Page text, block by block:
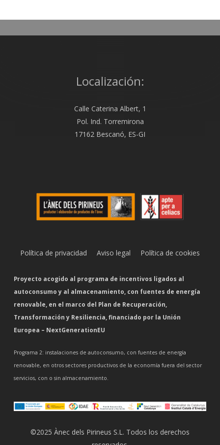
Localización:
Calle Caterina Albert, 1
Pol. Ind. Torremirona
17162 Bescanó, ES-GI
Política de privacidad Aviso legal Política de cookies
Proyecto acogido al programa de incentivos ligados al
autoconsumo y al almacenamiento, con fuentes de energía
renovable, en el marco del Plan de Recuperación,
Transformación y Resiliencia, financiado por la Unión
Europea – NextGenerationEU
Programa 2: instalaciones de autoconsumo, con fuentes de energía
renovable, en otros sectores productivos de la economía fuera del sector
servicios, con o sin almacenamiento.
©2025 Ànec dels Pirineus S.L. Todos los derechos